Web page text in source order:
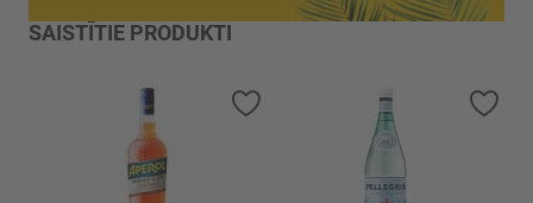
SAISTĪTIE PRODUKTI
Pievienot vēlmju sarakstam